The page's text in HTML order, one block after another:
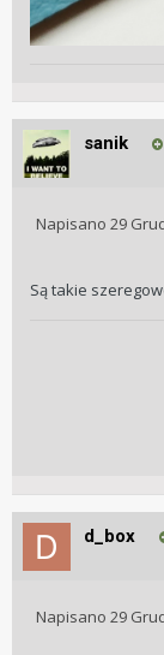
sanik
Napisano 29
Są takie
d_box
Napisano 29